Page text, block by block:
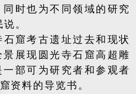
时也为不同领域的研究
。
窟考古遗址过去和现状
展现圆光寺石窟高超雕
部可为研究者和参观者
资料的导览书。